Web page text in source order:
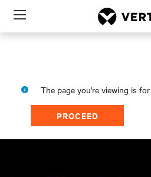
Menu
The page you're viewing is for
PROCEED
Services